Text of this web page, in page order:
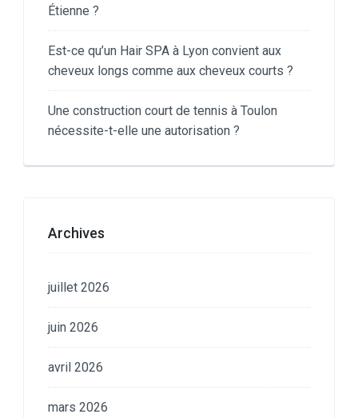
Étienne ?
Est-ce qu’un Hair SPA à Lyon convient aux
cheveux longs comme aux cheveux courts ?
Une construction court de tennis à Toulon
nécessite-t-elle une autorisation ?
Archives
juillet 2026
juin 2026
avril 2026
mars 2026